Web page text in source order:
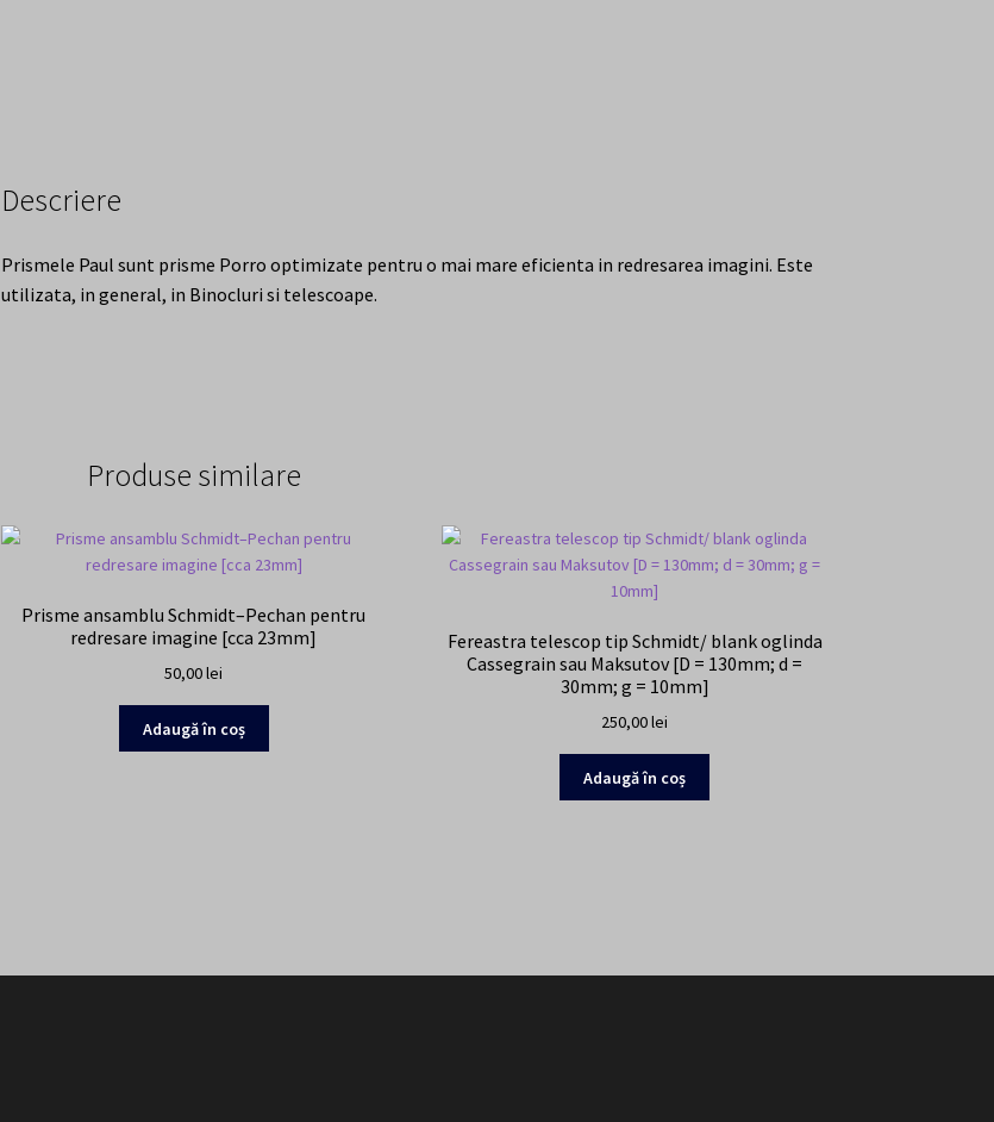
Descriere
Prismele Paul sunt prisme Porro optimizate pentru o mai mare eficienta in redresarea imagini. Este
utilizata, in general, in Binocluri si telescoape.
Produse similare
Prisme ansamblu Schmidt–Pechan pentru
redresare imagine [cca 23mm]
50,00lei
Adaugă în coș
Fereastra telescop tip Schmidt/ blank oglinda
Cassegrain sau Maksutov [D = 130mm; d =
30mm; g = 10mm]
250,00lei
Adaugă în coș